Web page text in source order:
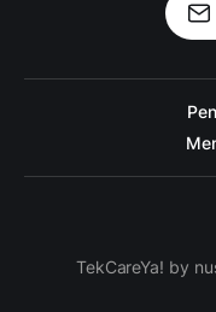
TekCareYa! by